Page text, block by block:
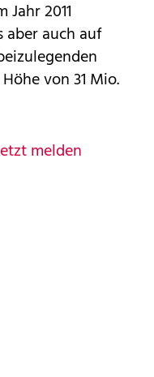
2011
aber auch auf
von 31 Mio.
melden